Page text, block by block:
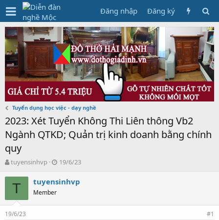
Đăng nhập Đăng ký
Tuyển dụng học việc - dạy nghề
2023: Xét Tuyển Không Thi Liên thông Vb2
Ngành QTKD; Quản trị kinh doanh bằng chính
quy
T
r
d
s
tuyensinhvp
N
à
ử
19/6/23
T tuyensinhvp
Member
19/6/23 #1